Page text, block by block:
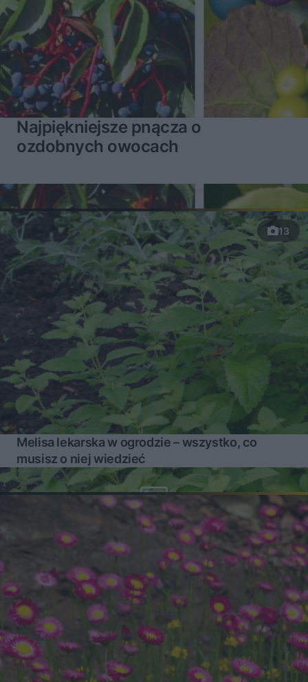
Najpiękniejsze pnącza o
ozdobnych owocach
13
Melisa lekarska w ogrodzie – wszystko, co
musisz o niej wiedzieć